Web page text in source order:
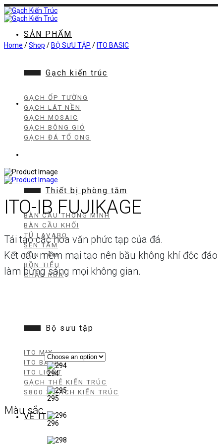
Chuyển
đến
nội
SẢN PHẨM
Gạch kiến trúc
GẠCH ỐP TƯỜNG
GẠCH LÁT NỀN
GẠCH MOSAIC
GẠCH BÔNG GIÓ
GẠCH ĐÁ TỔ ONG
Thiết bị phòng tắm
BÀN CẦU THÔNG MINH
BÀN CẦU KHỐI
TỦ LAVABO
SEN TẮM
BỒN TẮM
BỒN TIỂU
CHẬU RỬA
Bộ sưu tập
ITO MIX
ITO BASIC
ITO LIGHT
GẠCH THẺ KIẾN TRÚC
S800 X GẠCH KIẾN TRÚC
VỀ ITO
Home /Shop / BỘ SƯU TẬP / ITO BASIC
ITO-IB FUJIKAGE
Tái tạo các hoa văn phức tạp của đá.
Kết cấu mềm mại tạo nên bầu không khí độc đáo
làm bừng sáng mọi không gian.
Màu sắc
294
295
296